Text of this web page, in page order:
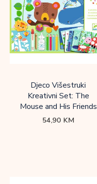
Djeco Višestruki
Kreativni Set: The
Mouse and His Friends
54,90 KM